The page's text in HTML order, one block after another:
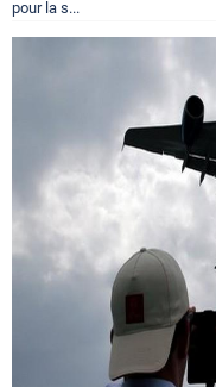
pour la s...